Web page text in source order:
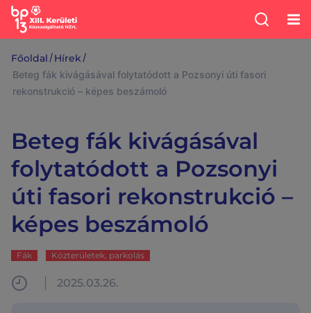
Főoldal /Hírek /
Beteg fák kivágásával folytatódott a Pozsonyi úti fasori
rekonstrukció – képes beszámoló
Beteg fák kivágásával
folytatódott a Pozsonyi
úti fasori rekonstrukció –
képes beszámoló
Fák Közterületek, parkolás
2025.03.26.